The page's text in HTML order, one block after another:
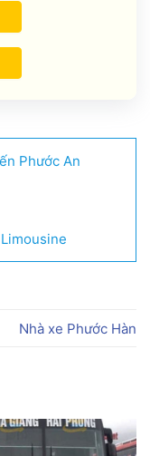
Phước An
Nhà xe Phước Hàn